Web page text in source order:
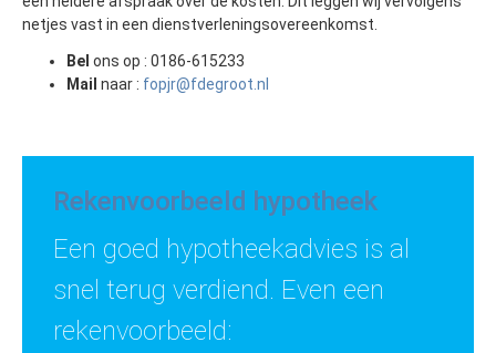
netjes vast in een dienstverleningsovereenkomst.
Bel ons op : 0186-615233
Mail naar : fopjr@fdegroot.nl
Rekenvoorbeeld hypotheek
Een goed hypotheekadvies is al
snel terug verdiend. Even een
rekenvoorbeeld: